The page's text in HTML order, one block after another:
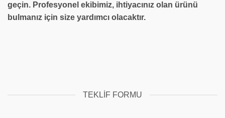
geçin. Profesyonel ekibimiz, ihtiyacınız olan ürünü
bulmanız için size yardımcı olacaktır.
TEKLIF FORMU